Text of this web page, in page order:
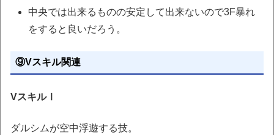
中央では出来るものの安定して出来ないので3F暴れ
をすると良いだろう。
⑨Vスキル関連
VスキルⅠ
ダルシムが空中浮遊する技。